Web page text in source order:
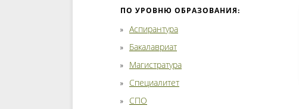
ПО УРОВНЮ ОБРАЗОВАНИЯ:
Аспирантура
Бакалавриат
Магистратура
Специалитет
СПО